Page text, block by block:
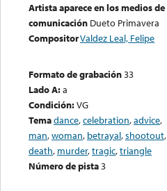
Artista aparece en los medios de
comunicación Dueto Primavera
CompositorValdez Leal, Felipe
Formato de grabación33
Lado A:a
Condición:VG
Temadance,celebration,advice,
man,woman, betrayal,shootout,
death, murder,tragic,triangle
Número de pista3